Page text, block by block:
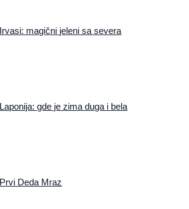
Irvasi: magični jeleni sa severa
Laponija: gde je zima duga i bela
Prvi Deda Mraz